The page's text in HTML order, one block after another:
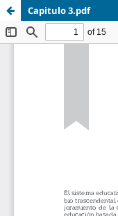
Capitulo 3.pdf